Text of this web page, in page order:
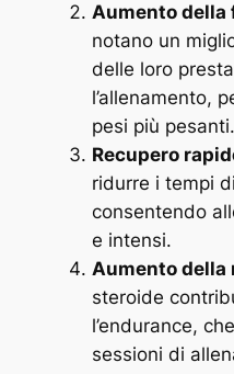
Aumento della
notano un
delle loro
l’allenamento,
pesi più pesanti.
Recupero
ridurre i tempi
consentendo
e intensi.
Aumento della
steroide
l’endurance,
sessioni di